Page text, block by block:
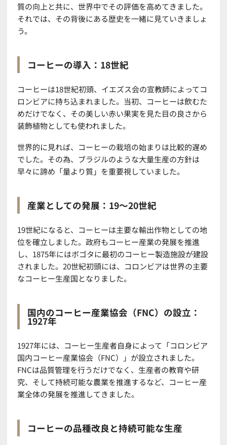
質の向上と共に、世界中でその評価を高めてきました。
それでは、その背後にある歴史を一緒に見ていきましょ
う。
コーヒーの導入：18世紀
コーヒーは18世紀初頭、イエズス会の宣教師によってコ
ロンビアに持ち込まれました。当初、コーヒーは飲むた
めだけでなく、その美しい赤い果実を見た目の良さから
装飾植物としても使われました。
世界的に見れば、コーヒーの栽培の始まりは比較的遅め
でした。その為、ブラジルのような大量生産の方針は
早々に諦め「量より質」を重要視していました。
産業としての発展：19〜20世紀
19世紀になると、コーヒーは主要な輸出作物としての地
位を確立しました。政府もコーヒー産業の発展を推進
し、1875年にはボゴタに最初のコーヒー製造施設が建設
されました。20世紀初頭には、コロンビアは世界の主要
なコーヒー生産国となりました。
国内のコーヒー産業協会（FNC）の設立：
1927年
1927年には、コーヒー生産者自身によって「コロンビア
国内コーヒー産業協会（FNC）」が設立されました。
FNCは品質管理を行うだけでなく、生産者の教育や研
究、そして持続可能な農業を推進するなど、コーヒー産
業全体の発展を推進してきました。
コーヒーの品種改良と持続可能な生産